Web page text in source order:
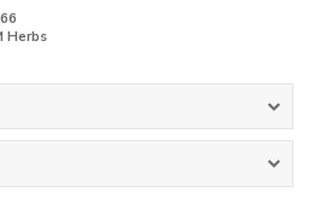
Herbs